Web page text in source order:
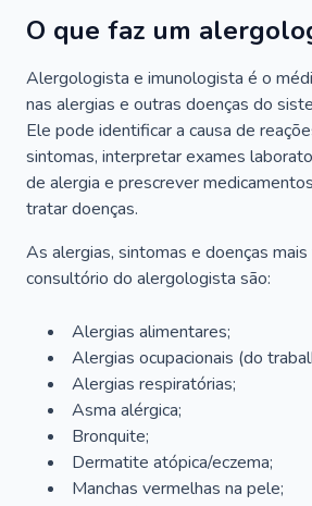
O que faz um
Alergologista e imunologista é o
nas alergias e outras doenças do
Ele pode identificar a causa de
sintomas, interpretar exames
de alergia e prescrever
tratar doenças.
As alergias, sintomas e doenças
consultório do alergologista são:
Alergias alimentares;
Alergias ocupacionais (do
Alergias respiratórias;
Asma alérgica;
Bronquite;
Dermatite atópica/eczema;
Manchas vermelhas na pele;